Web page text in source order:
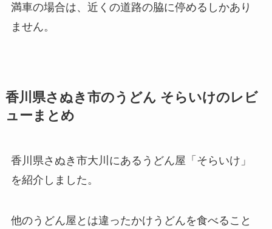
満車の場合は、近くの道路の脇に停めるしかあり
ません。
香川県さぬき市のうどん そらいけのレビ
ューまとめ
香川県さぬき市大川にあるうどん屋「そらいけ」
を紹介しました。
他のうどん屋とは違ったかけうどんを食べること